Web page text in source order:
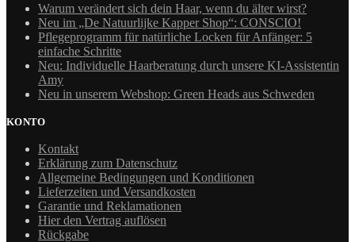
Warum verändert sich dein Haar, wenn du älter wirst?
Neu im „De Natuurlijke Kapper Shop“: CONSCIO!
Pflegeprogramm für natürliche Locken für Anfänger: 5
einfache Schritte
Neu: Individuelle Haarberatung durch unsere KI-Assistentin
Amy
Neu in unserem Webshop: Green Heads aus Schweden
KONTO
Kontakt
Erklärung zum Datenschutz
Allgemeine Bedingungen und Konditionen
Lieferzeiten und Versandkosten
Garantie und Reklamationen
Hier den Vertrag auflösen
Rückgabe